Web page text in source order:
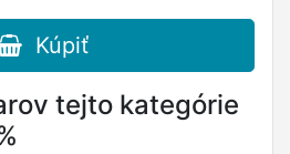
Kúpiť
tejto kategórie